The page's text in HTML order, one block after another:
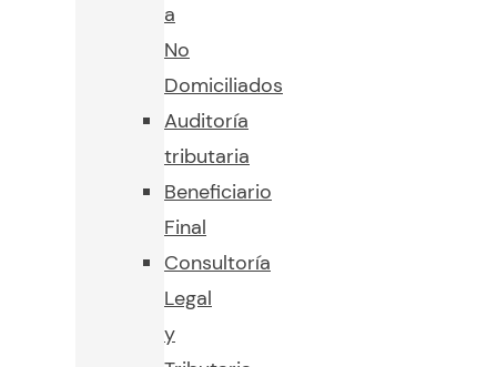
a
No
Domiciliados
Auditoría
tributaria
Beneficiario
Final
Consultoría
Legal
y